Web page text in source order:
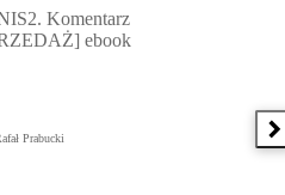
Komentarz
ebook
Prabucki